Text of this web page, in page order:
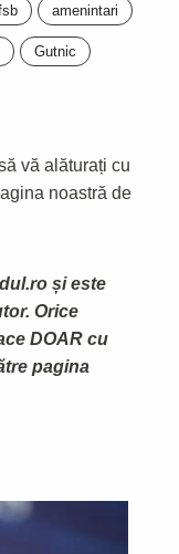
amenintari
Gutnic
vă alăturați cu
noastră de
și este
Orice
DOAR cu
pagina